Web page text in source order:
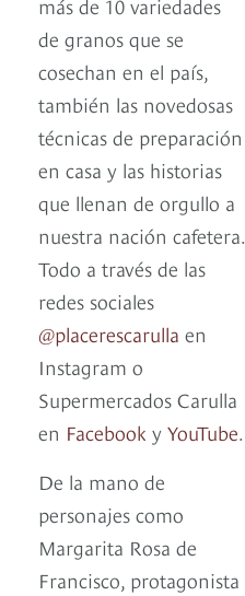
de granos que se
cosechan en el país,
también las novedosas
técnicas de preparación
en casa y las historias
que llenan de orgullo a
nuestra nación cafetera.
Todo a través de las
redes sociales
@placerescarulla en
Instagram o
Supermercados Carulla
en Facebook y YouTube.
De la mano de
personajes como
Margarita Rosa de
Francisco, protagonista